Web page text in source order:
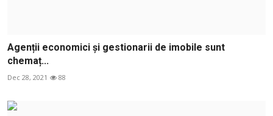
Agenții economici și gestionarii de imobile sunt
chemaț...
Dec 28, 2021 88